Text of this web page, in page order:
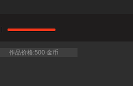
作品价格:500 金币